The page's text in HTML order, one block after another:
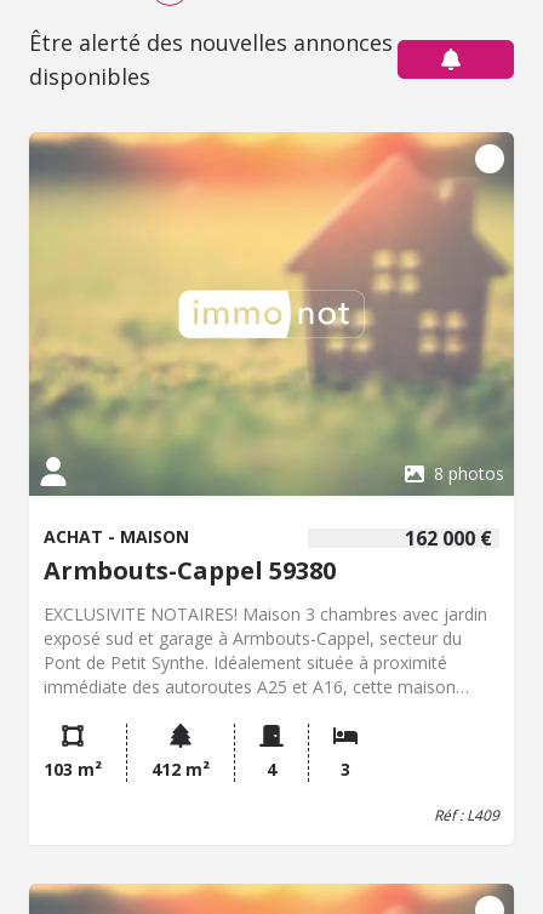
Être alerté des nouvelles annonces
disponibles
8 photos
162 000 €
ACHAT - MAISON
Armbouts-Cappel 59380
EXCLUSIVITE NOTAIRES! Maison 3 chambres avec jardin
exposé sud et garage à Armbouts-Cappel, secteur du
Pont de Petit Synthe. Idéalement située à proximité
immédiate des autoroutes A25 et A16, cette maison
chaussée, une pièce de vie conviviale, prolongée par une
cuisine en extension ouvrant sur une petite véranda,
idéale pour profiter de la lumière naturelle. À l’étage, deux
chambres (11.60m², 14m²) dont l'une donnant accès au
d’une douche et d’une baignoire. À l’extérieur, un jardin
exposé plein sud, un véritable atout pour les beaux jours,
103 m² 412 m² 4 3
Réf : L409